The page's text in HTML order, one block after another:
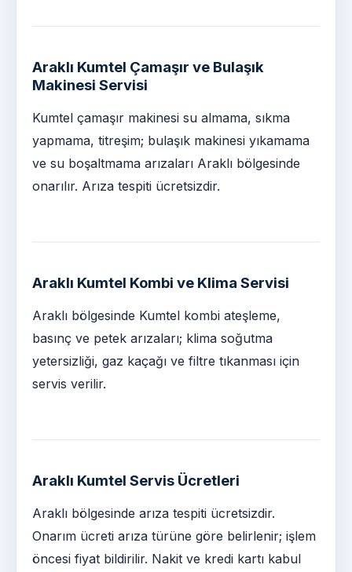
Araklı Kumtel Çamaşır ve Bulaşık
Makinesi Servisi
Kumtel çamaşır makinesi su almama, sıkma
yapmama, titreşim; bulaşık makinesi yıkamama
ve su boşaltmama arızaları Araklı bölgesinde
onarılır. Arıza tespiti ücretsizdir.
Araklı Kumtel Kombi ve Klima Servisi
Araklı bölgesinde Kumtel kombi ateşleme,
basınç ve petek arızaları; klima soğutma
yetersizliği, gaz kaçağı ve filtre tıkanması için
servis verilir.
Araklı Kumtel Servis Ücretleri
Araklı bölgesinde arıza tespiti ücretsizdir.
Onarım ücreti arıza türüne göre belirlenir; işlem
öncesi fiyat bildirilir. Nakit ve kredi kartı kabul